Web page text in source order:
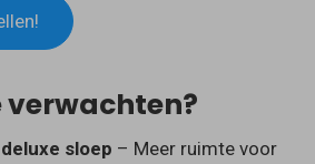
verwachten?
sloep – Meer ruimte voor